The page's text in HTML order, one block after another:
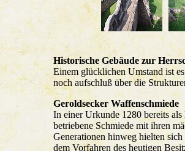
Historische Gebäude zur
Einem glücklichen Umstand ist
noch aufschluß über die
Geroldsecker Waffenschmiede
In einer Urkunde 1280 bereits
betriebene Schmiede mit ihren
Generationen hinweg hielten
dem Vorfahren des heutigen